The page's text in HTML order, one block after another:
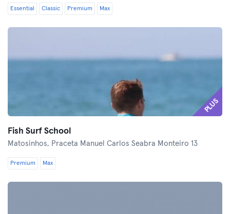
Essential Classic Premium Max
PLUS
Fish Surf School
Matosinhos, Praceta Manuel Carlos Seabra Monteiro 13
Premium Max